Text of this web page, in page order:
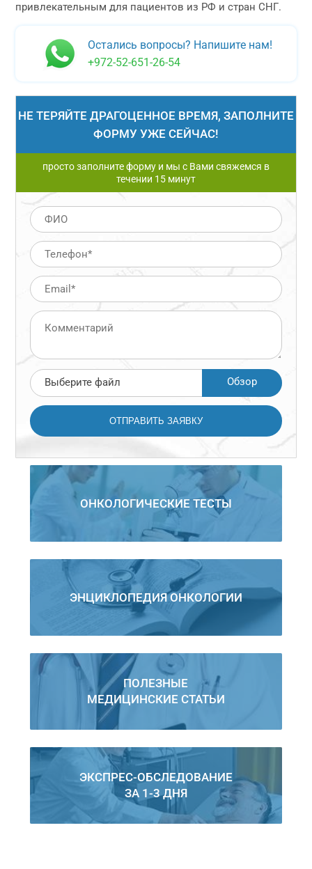
привлекательным для пациентов из РФ и стран СНГ.
Остались вопросы? Напишите нам!
+972-52-651-26-54
НЕ ТЕРЯЙТЕ ДРАГОЦЕННОЕ ВРЕМЯ, ЗАПОЛНИТЕ
ФОРМУ УЖЕ СЕЙЧАС!
просто заполните форму и мы с Вами свяжемся в
течении 15 минут
Выберите файл Обзор
ОНКОЛОГИЧЕСКИЕ ТЕСТЫ
ЭНЦИКЛОПЕДИЯ ОНКОЛОГИИ
ПОЛЕЗНЫЕ
МЕДИЦИНСКИЕ СТАТЬИ
ЭКСПРЕС-ОБСЛЕДОВАНИЕ
ЗА 1-3 ДНЯ